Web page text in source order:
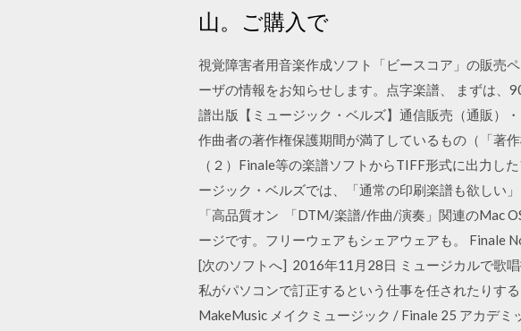
山。ご購入で
視覚障害者用音楽作成ソフト「ビースコア」の販売
ーザの情報をお知らせします。点字楽譜、 まずは
譜出版【ミュージック・ベルズ】通信販売（通販）
作曲者の著作権保護期間が満了しているもの（「著
（２）Finale等の楽譜ソフトからTIFF形式に出力し
ージック・ベルズでは、「通常の印刷楽譜も欲しい
「高品質オン 「DTM/楽譜/作曲/演奏」関連のMac
ージです。フリーウェアもシェアウェアも。 Finale
[次のソフトへ] 2016年11月28日 ミュージカルで歌
私がパソコンで訂正するという仕事を任されたりす
MakeMusic メイクミュージック / Finale 25 アカデミ